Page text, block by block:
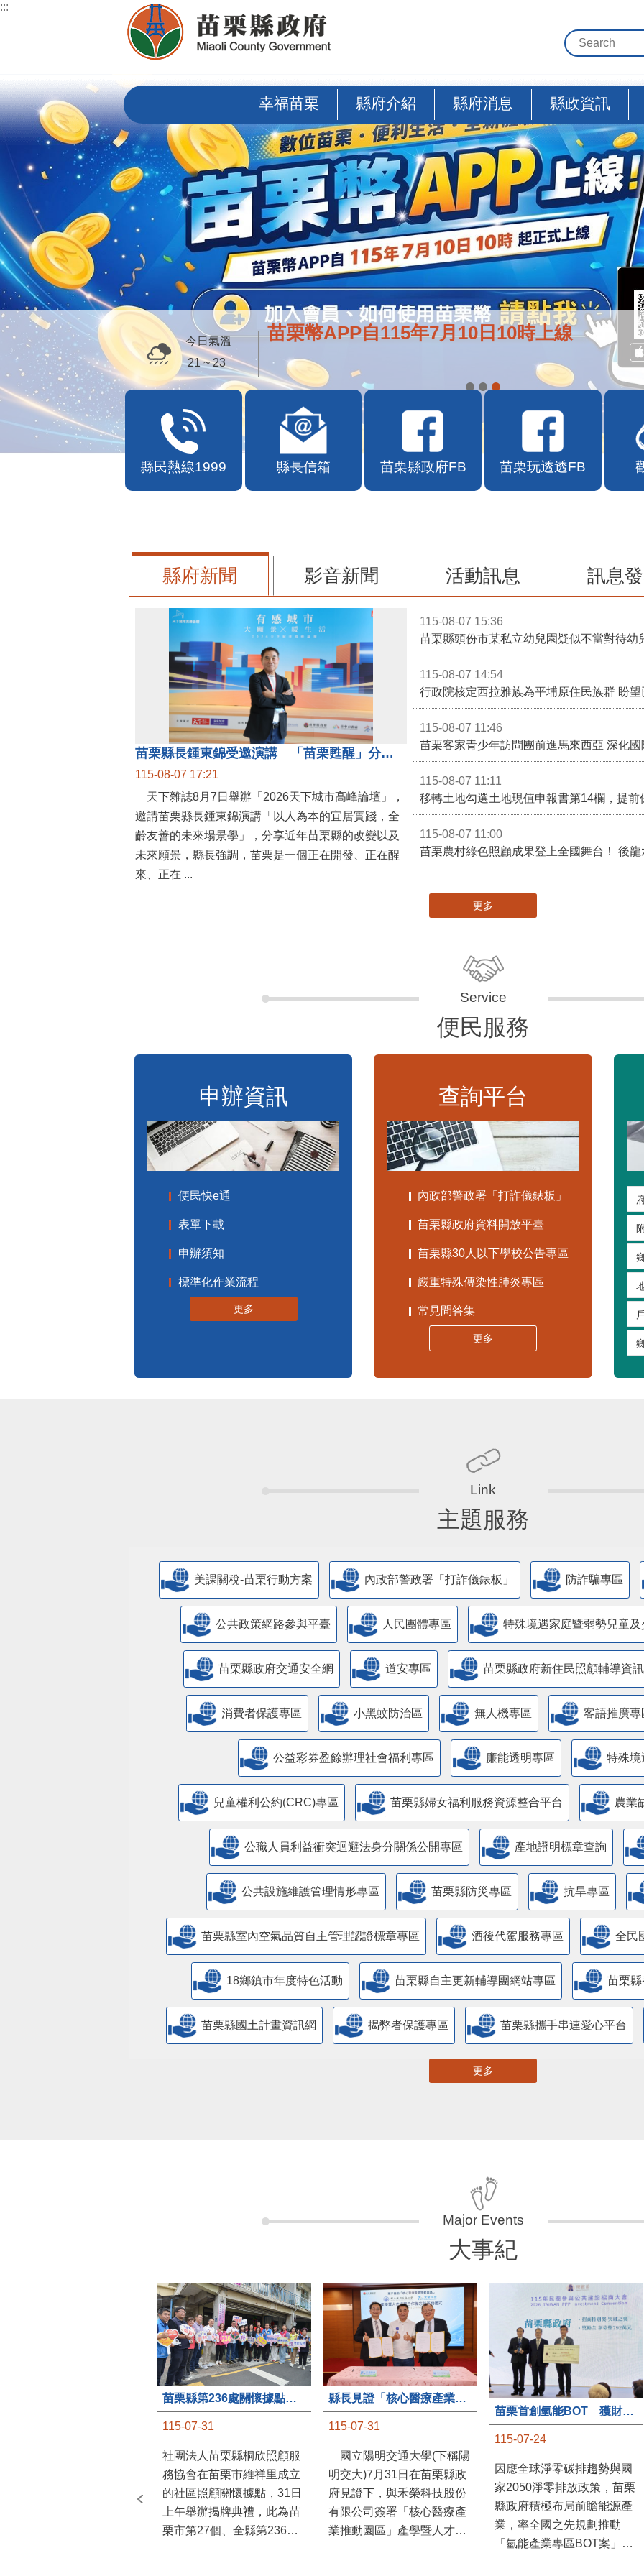
跳到主要內容區塊
:::
幸福苗栗 縣府介紹 縣府消息 縣政資訊
苗栗幣APP自115年7月10日10時上線
今日氣溫
21 ~ 23
縣民熱線1999 縣長信箱 苗栗縣政府FB 苗栗玩透透FB
縣府新聞 影音新聞 活動訊息 訊息
苗栗縣長鍾東錦受邀演講 「苗栗甦醒」分享近年轉變
115-08-07 17:21
天下雜誌8月7日舉辦「2026天下城市高峰論壇」，
邀請苗栗縣長鍾東錦演講「以人為本的宜居實踐，全
齡友善的未來場景學」，分享近年苗栗縣的改變以及
未來願景，縣長強調，苗栗是一個正在開發、正在醒
來、正在 ...
115-08-07 15:36
苗栗縣頭份市某私立幼兒園疑似不當對待幼
115-08-07 14:54
115-08-07 11:46
苗栗客家青少年訪問團前進馬來西亞 深化
115-08-07 11:11
移轉土地勾選土地現值申報書第14欄，提前
115-08-07 11:00
更多
便民服務
申辦資訊
便民快e通
表單下載
申辦須知
標準化作業流程
更多
查詢平台
內政部警政署「打詐儀錶板」
苗栗縣政府資料開放平臺
苗栗縣30人以下學校公告專區
嚴重特殊傳染性肺炎專區
常見問答集
更多
主題服務
美課關稅-苗栗行動方案 內政部警政署「打詐儀錶板」 防詐騙專區
公共政策網路參與平臺 人民團體專區 特殊境遇家庭暨弱勢兒童
苗栗縣政府交通安全網 道安專區 苗栗縣政府新住民照顧輔導資
消費者保護專區 小黑蚊防治區 無人機專區 客語推廣專
公益彩券盈餘辦理社會福利專區 廉能透明專區 特殊境
兒童權利公約(CRC)專區 苗栗縣婦女福利服務資源整合平台 農業
公職人員利益衝突迴避法身分關係公開專區 產地證明標章查詢
​公共設施維護管理情形專區 苗栗縣防災專區 抗旱專區
苗栗縣室內空氣品質自主管理認證標章專區 酒後代駕服務專區 全民
18鄉鎮市年度特色活動 苗栗縣自主更新輔導團網站專區 苗栗
苗栗縣國土計畫資訊網 揭弊者保護專區 苗栗縣攜手串連愛心平台
更多
大事紀
苗栗縣第236處關懷據點在苗栗市維祥里揭牌
115-07-31
社團法人苗栗縣桐欣照顧服
務協會在苗栗市維祥里成立
的社區照顧關懷據點，31日
上午舉辦揭牌典禮，此為苗
栗市第27個、全縣第236處
縣長見證「核心醫療產業推動園區」產學合作簽約儀式
115-07-31
國立陽明交通大學(下稱陽
明交大)7月31日在苗栗縣政
府見證下，與禾榮科技股份
有限公司簽署「核心醫療產
業推動園區」產學暨人才培
苗栗首創氫能BOT 獲財政部「突破之翼」肯定
115-07-24
因應全球淨零碳排趨勢與國
家2050淨零排放政策，苗栗
縣政府積極布局前瞻能源產
業，率全國之先規劃推動
「氫能產業專區BOT案」，